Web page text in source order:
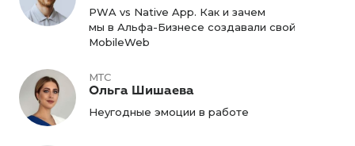
PWA vs Native App. Как и зачем
мы в Альфа-Бизнесе создавали свой
MobileWeb
МТС
Ольга Шишаева
Неугодные эмоции в работе